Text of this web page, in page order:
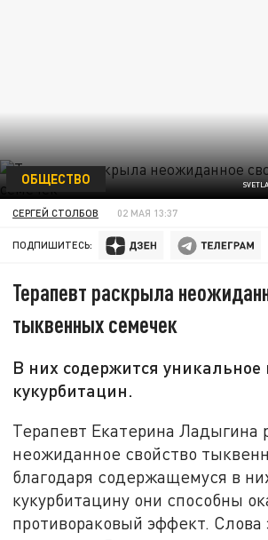
ОБЩЕСТВО
СЕРГЕЙ СТОЛБОВ 02 МАЯ 13:37
ПОДПИШИТЕСЬ:
Терапевт раскрыла
тыквенных семечек
В них содержится уникальное
кукурбитацин.
Терапевт Екатерина Ладыгина
неожиданное свойство
благодаря содержащемуся в
кукурбитацину они способны
противораковый эффект. Слова